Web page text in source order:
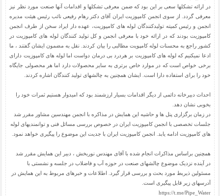
در ارائه تشکلها سعی بر این بود که ضمن معرفی تشکلها و اقدامات آنها صنعت مورد نظر نیز
معرفی گردد. از سوی انجمن کامپوزیت ایران آقای دکتر رهام رفیعی نائب رئیس هیئت مدیره
انجمن و رئیس کمیته تولیدکنندگان لوله های کامپوزیت، عهده دار ایراد سخن از طرف انجمن
کامپوزیت بودند که در ارائه خود با معرفی انجمن و کل تولید کنندگان لوله های کامپوزیت در
کشور راجع به محسنات لوله کامپویت مطالبی را بیان کردند. نقل به مضمون ایشان گفتند ، ما
ادعا نمیکنیم که لوله های کامپوزیت بر هردرد بی درمان دواست اما لوله های کامپوزیت دارای
برخی خواص است که در موارد خاص برتری به سایر محصولات دارد اما هر محصولی جایگاه
خود را برای استفاده دارا است. ایشان همچنین به چالشهای تولید کنندگان اشاره کردند.
احداث دبیرخانه دائمی از دیگر اقدامات بسیار ارزشمند بود که امیدوار هستیم ثمرات خود را
بخوبی نشان دهد.
در زمان برگزاری پنل ها و حاشیه این همایش در مذاکره با انجمن مهندسین مشاور مقرر شد
جلسات تخصصی با انجمن کامپوزیت ایران در خصوص بررسی مسائل فنی و توانمندیهای لوله
های کامپوزیت ادامه یابد. انجمن کامپوزیت ایران با جدیت این موضوع را پیگیری خواهد نمود.
همچنین براساس مذاکرات انجام شده با آقای مهندس نوربخش ، دبیر این همایش مقرر شد
در آینده نزدیک موضوع چالشهای صنعت در حوزه آب و فاضلاب در جلسه و نشستی با
مسئولین ذیربط مورد بحث و بررسی قرار گیرد. اطلاعات و خبرهای مربوط به این همایش در
آدرسهای زیر قابل پیگیری است.
https://t.me/Pipe_Water